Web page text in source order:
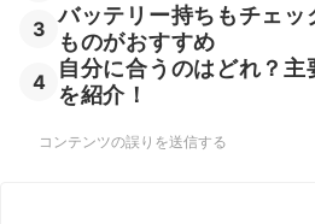
3
バッテリー持ちもチェッ
ものがおすすめ
4
自分に合うのはどれ？
を紹介！
コンテンツの誤りを送信する